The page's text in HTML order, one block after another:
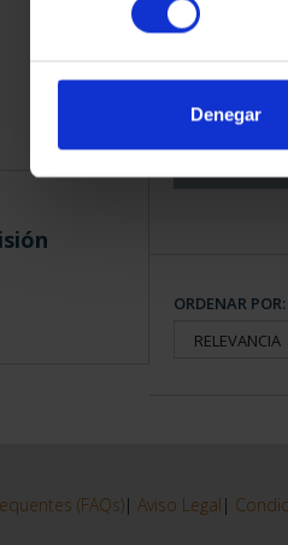
Denegar
ORDENAR POR:
(FAQs)| Aviso Legal |